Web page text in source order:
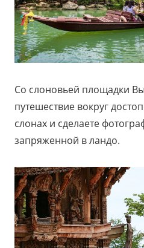
Со слоновьей площадки
путешествие вокруг
слонах и сделаете
запряженной в ландо.